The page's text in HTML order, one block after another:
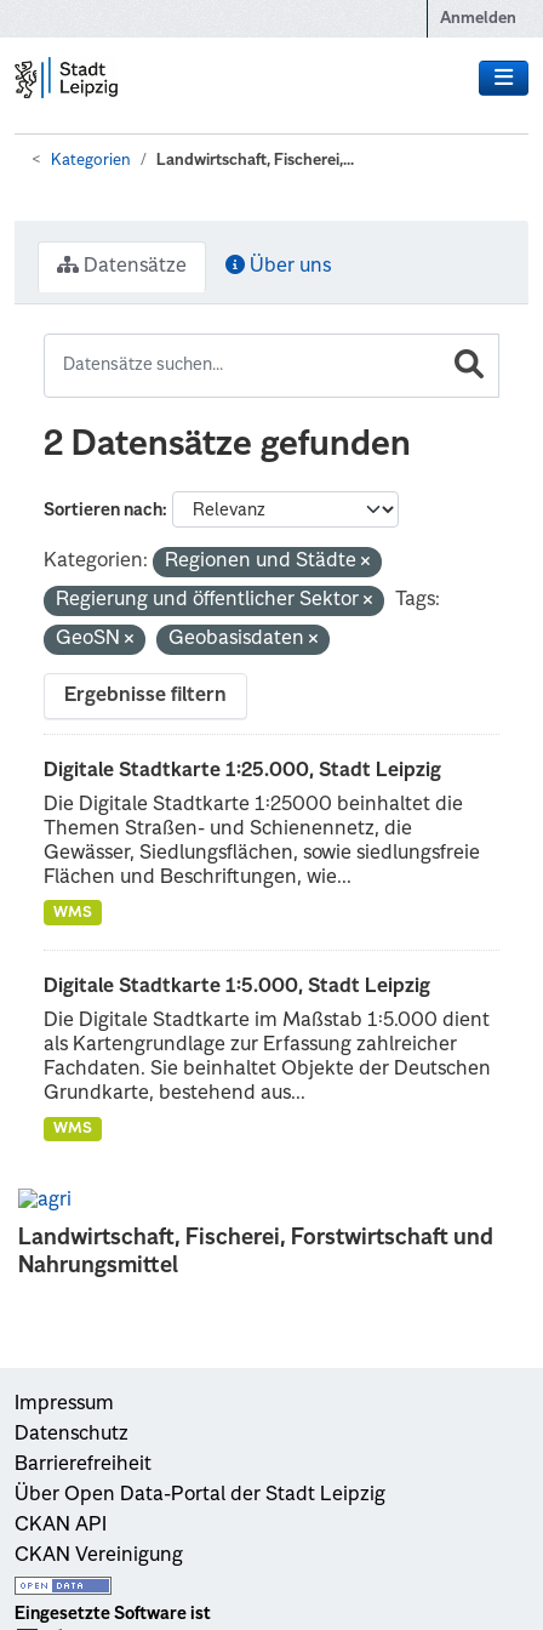
Anmelden
Kategorien Landwirtschaft, Fischerei,...
Landwirtschaft, Fischerei, Forstwirtschaft und
Nahrungsmittel
Datensätze Über uns
2 Datensätze gefunden
Sortieren nach
Kategorien:
Regionen und Städte
Regierung und öffentlicher Sektor
Tags:
GeoSN
Geobasisdaten
Ergebnisse filtern
Digitale Stadtkarte 1:25.000, Stadt Leipzig
Die Digitale Stadtkarte 1:25000 beinhaltet die
Themen Straßen- und Schienennetz, die
Gewässer, Siedlungsflächen, sowie siedlungsfreie
Flächen und Beschriftungen, wie...
WMS
Digitale Stadtkarte 1:5.000, Stadt Leipzig
Die Digitale Stadtkarte im Maßstab 1:5.000 dient
als Kartengrundlage zur Erfassung zahlreicher
Fachdaten. Sie beinhaltet Objekte der Deutschen
Grundkarte, bestehend aus...
WMS
Impressum
Datenschutz
Barrierefreiheit
Über Open Data-Portal der Stadt Leipzig
CKAN API
CKAN Vereinigung
Eingesetzte Software ist